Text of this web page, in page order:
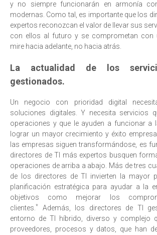
y no siempre funcionarán en armonía
modernas. Como tal, es importante que los
expertos reconozcan el valor de llevar sus
con ellos al futuro y se comprometan con
mire hacia adelante, no hacia atrás.
La actualidad de los
gestionados.
Un negocio con prioridad digital
soluciones digitales. Y necesita servicios
operaciones y que le ayuden a funcionar a
lograr un mayor crecimiento y éxito
las empresas siguen transformándose, es
directores de TI más expertos busquen
operaciones de arriba a abajo. Más de tres
de los directores de TI invierten la mayor
planificación estratégica para ayudar a la
objetivos como mejorar los
clientes. *
Además, los directores de TI
entorno de TI híbrido, diverso y complejo
proveedores, procesos y datos, que han